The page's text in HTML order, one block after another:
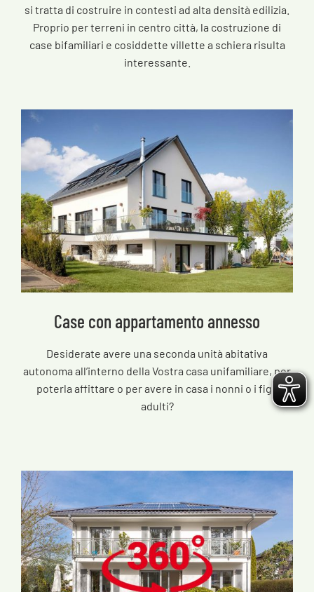
si tratta di costruire in contesti ad alta densità edilizia.
Proprio per terreni in centro città, la costruzione di
case bifamiliari e cosiddette villette a schiera risulta
interessante.
Case con appartamento annesso
Desiderate avere una seconda unità abitativa
autonoma all’interno della Vostra casa unifamiliare, per
poterla affittare o per avere in casa i nonni o i figli
adulti?